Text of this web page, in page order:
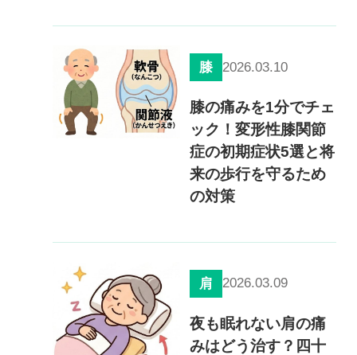
膝 2026.03.10
膝の痛みを1分でチェ
ック！変形性膝関節
症の初期症状5選と将
来の歩行を守るため
の対策
肩 2026.03.09
夜も眠れない肩の痛
みはどう治す？四十